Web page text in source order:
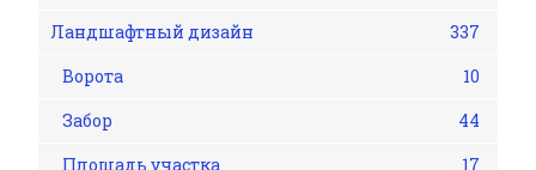
Ландшафтный дизайн
337
Ворота
10
Забор
44
Площадь участка
17